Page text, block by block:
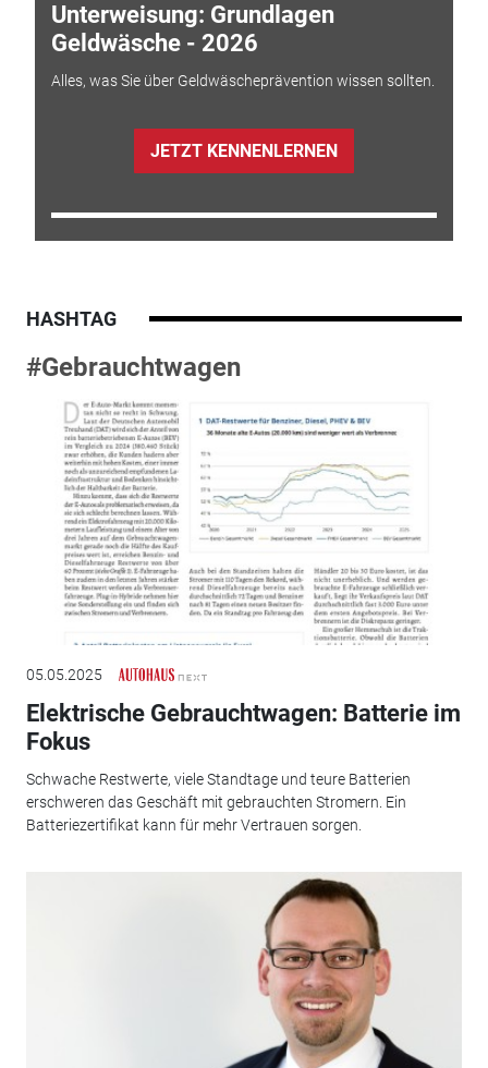
Unterweisung: Grundlagen
Geldwäsche - 2026
Alles, was Sie über Geldwäscheprävention wissen sollten.
JETZT KENNENLERNEN
HASHTAG
#Gebrauchtwagen
05.05.2025
Elektrische Gebrauchtwagen: Batterie im
Fokus
Schwache Restwerte, viele Standtage und teure Batterien
erschweren das Geschäft mit gebrauchten Stromern. Ein
Batteriezertifikat kann für mehr Vertrauen sorgen.